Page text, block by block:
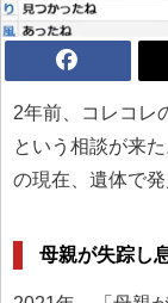
2年前、コレコレ
という相談が来
の現在、遺体で
母親が失踪し